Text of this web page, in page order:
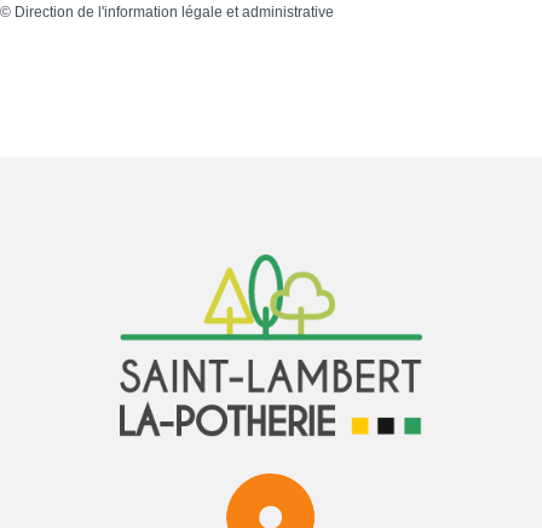
© Direction de l'information légale et administrative